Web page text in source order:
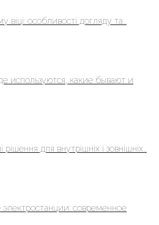
особливості догляду та...
используются, какие бывают и
для внутрішніх і зовнішніх...
современное